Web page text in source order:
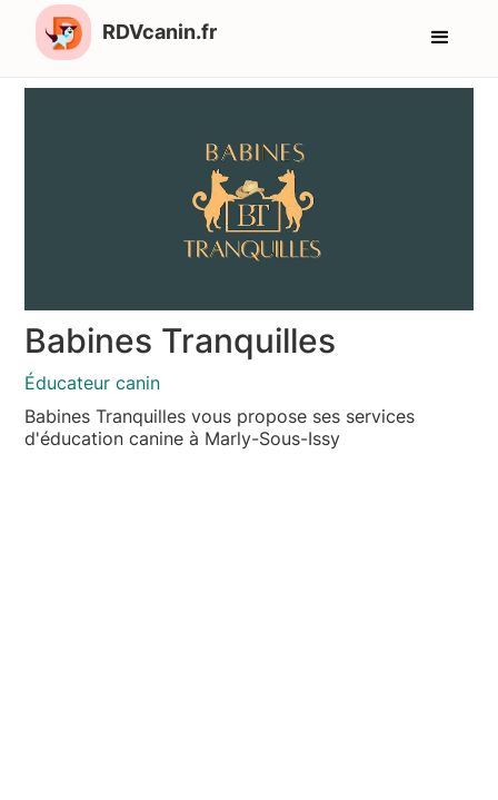
RDVcanin.fr
Babines Tranquilles
Éducateur canin
Babines Tranquilles vous propose ses services
d'éducation canine à Marly-Sous-Issy